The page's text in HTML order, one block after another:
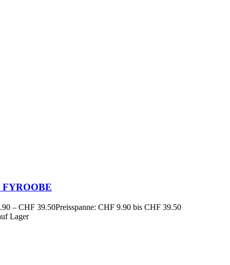
FYROOBE
– CHF 39.50Preisspanne: CHF 9.90 bis CHF 39.50
Lager